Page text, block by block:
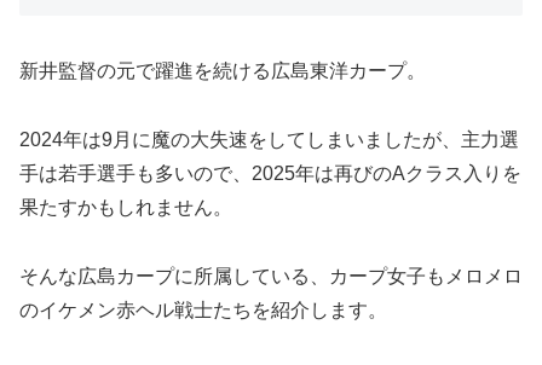
新井監督の元で躍進を続ける広島東洋カープ。
2024年は9月に魔の大失速をしてしまいましたが、主力選
手は若手選手も多いので、2025年は再びのAクラス入りを
果たすかもしれません。
そんな広島カープに所属している、カープ女子もメロメロ
のイケメン赤ヘル戦士たちを紹介します。